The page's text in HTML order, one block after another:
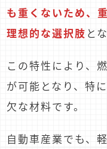
も重くないため、
理想的な選択肢 と
この特性により、
が可能となり、特
欠な材料です。
自動車産業でも、